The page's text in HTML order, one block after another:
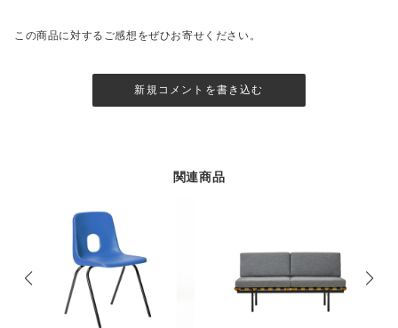
この商品に対するご感想をぜひお寄せください。
新規コメントを書き込む
関連商品